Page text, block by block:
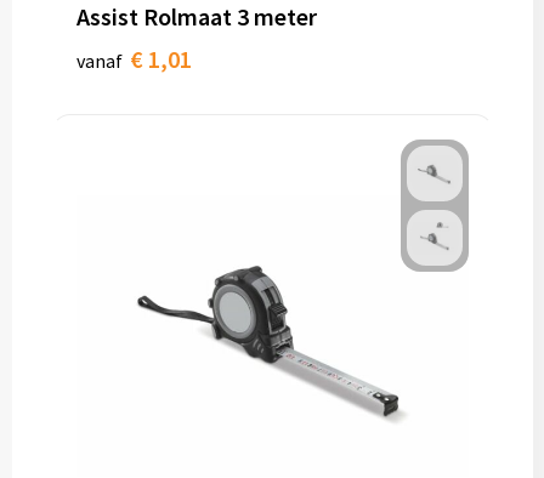
Assist Rolmaat 3 meter
vanaf € 1,01